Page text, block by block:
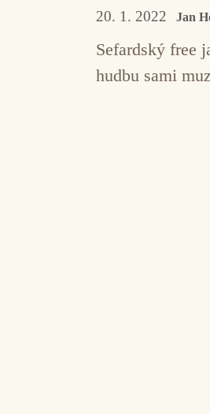
20. 1. 2022 Jan
Sefardský free
hudbu sami